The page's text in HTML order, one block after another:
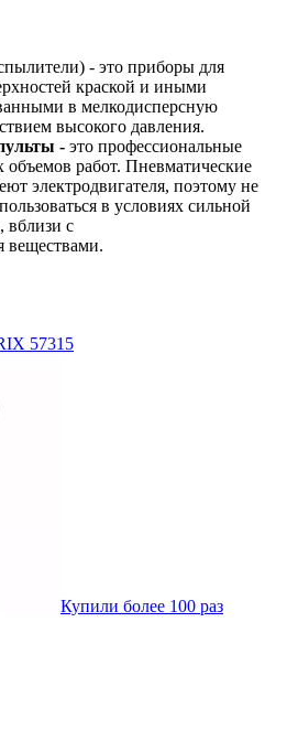
- это приборы для
краской и иными
в мелкодисперсную
высокого давления.
- это профессиональные
работ. Пневматические
электродвигателя, поэтому не
в условиях сильной
вблизи с
веществами.
57315
Купили более 100 раз